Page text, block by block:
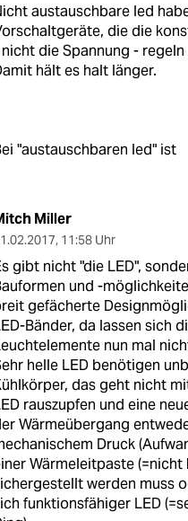
austauschbare led
die die
die Spannung -
hält es halt länger.
"austauschbaren led" ist
Miller
, 11:58 Uhr
gibt nicht "die LED",
und -
gefächerte
Bänder, da lassen sich
nun mal
helle LED benötigen
das geht nicht
rauszupfen und eine
Wärmeübergang
Druck
Wärmeleitpaste
werden muss
funktionsfähiger LED